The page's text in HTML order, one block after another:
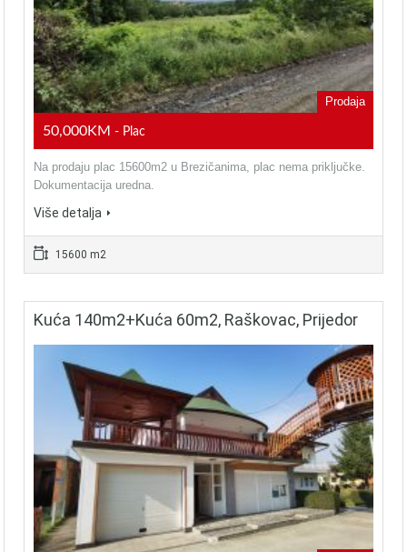
Prodaja
50,000KM - Plac
Na prodaju plac 15600m2 u Brezičanima, plac nema priključke.
Dokumentacija uredna.
Više detalja
15600 m2
Kuća 140m2+kuća 60m2, Raškovac, Prijedor